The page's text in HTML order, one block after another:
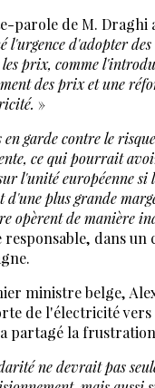
parole de M. Draghi
l'urgence d'adopter
les prix, comme
des prix et une
»
en garde contre le
ce qui pourrait
l'unité européenne si
d'une plus grande
opèrent de manière
responsable, dans
ministre belge,
de l'électricité
partagé la
ne devrait pas